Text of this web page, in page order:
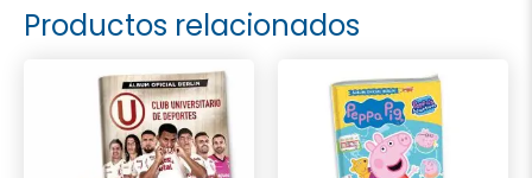
Productos relacionados